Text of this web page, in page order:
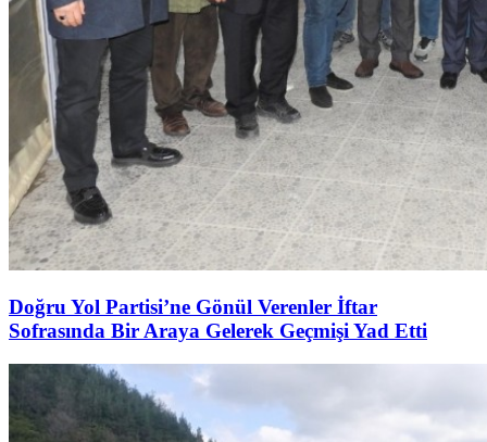
Doğru Yol Partisi’ne Gönül Verenler İftar
Sofrasında Bir Araya Gelerek Geçmişi Yad Etti